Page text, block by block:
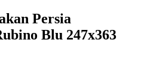
Persia
Blu 247x363